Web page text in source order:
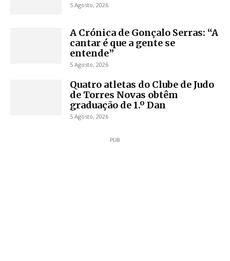
5 Agosto, 2026
A Crónica de Gonçalo Serras: “A
cantar é que a gente se
entende”
5 Agosto, 2026
Quatro atletas do Clube de Judo
de Torres Novas obtêm
graduação de 1.º Dan
5 Agosto, 2026
PUB